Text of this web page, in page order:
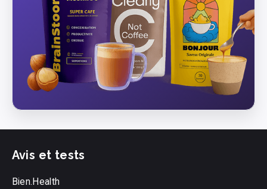
Avis et tests
Bien.Health